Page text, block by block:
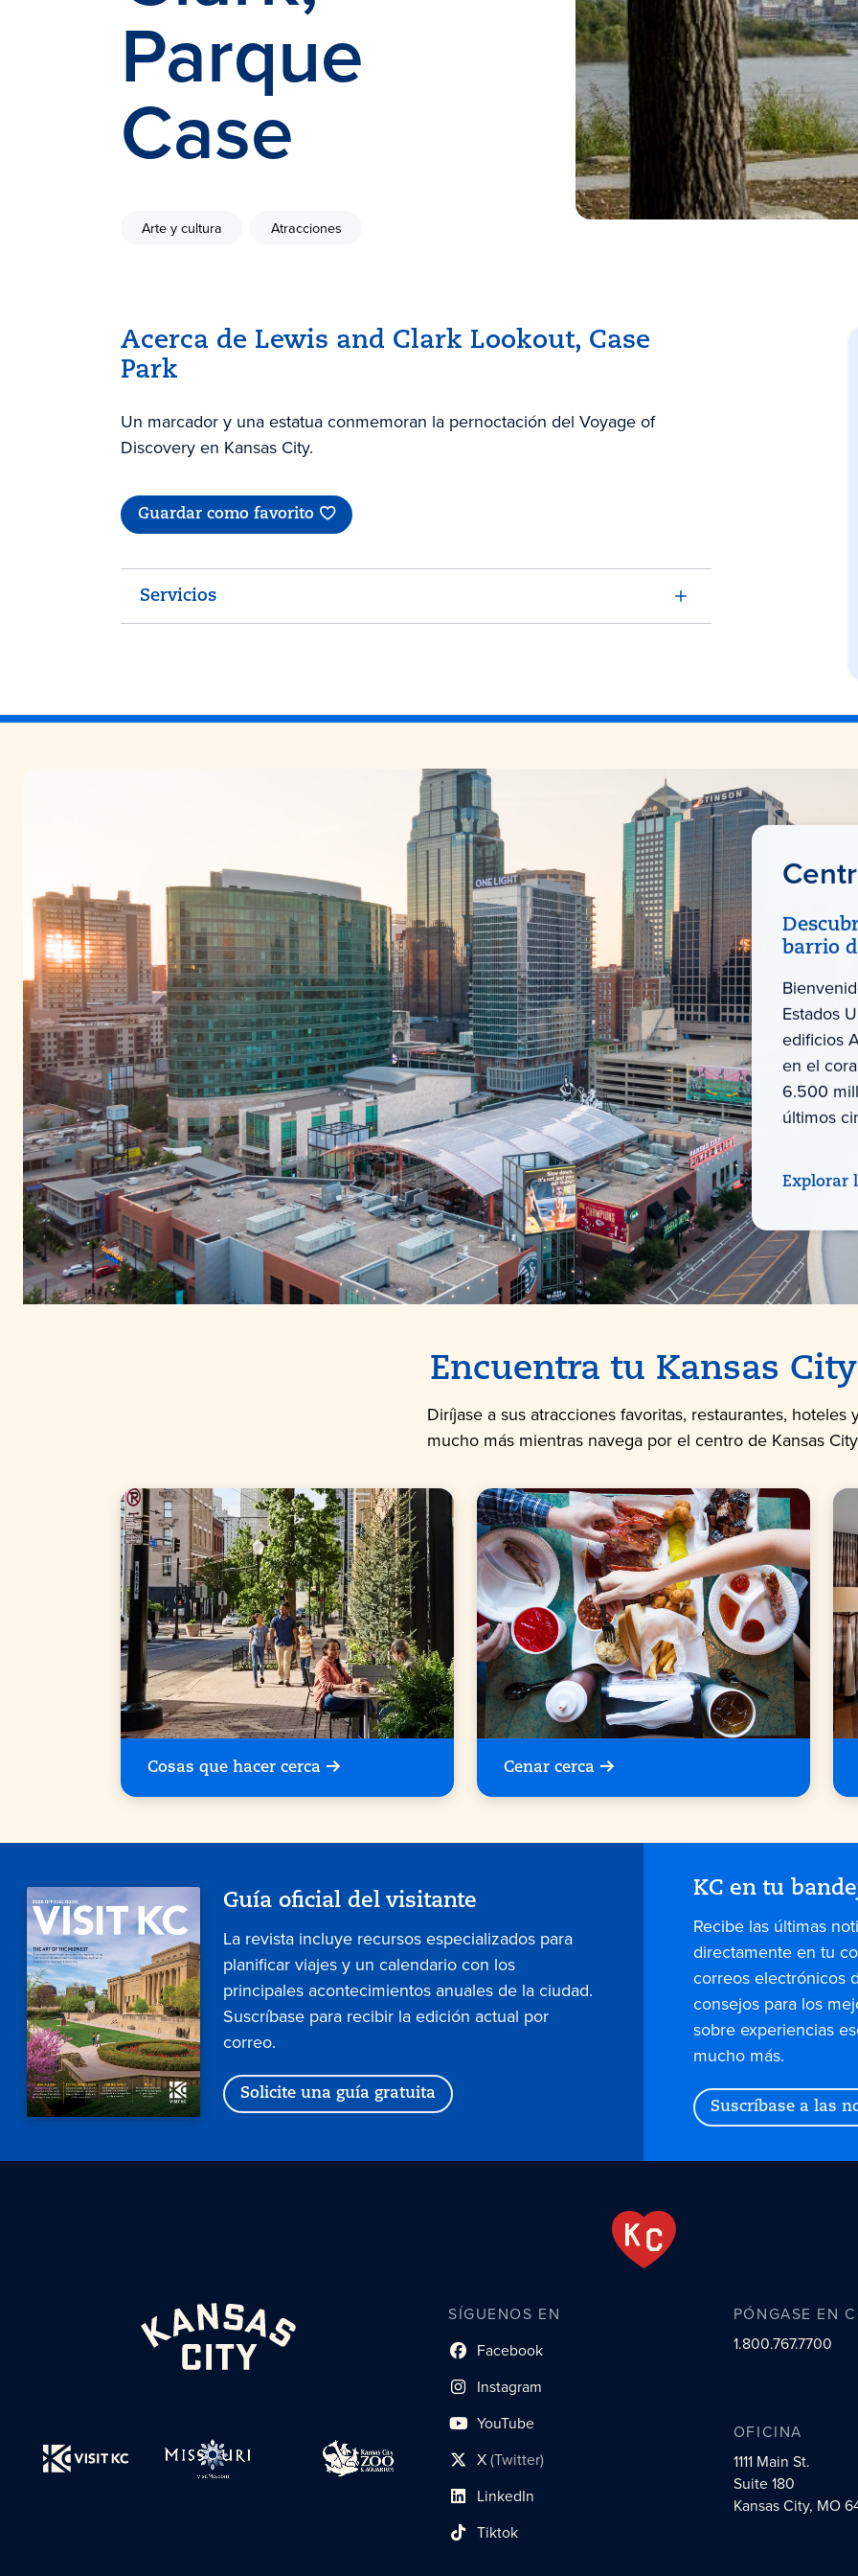
Parque
Case
Arte y cultura Atracciones
Acerca de Lewis and Clark Lookout, Case
Park
Un marcador y una estatua conmemoran la pernoctación del Voyage of
Discovery en Kansas City.
Guardar como favorito
Servicios
barrio
Estados
edificios
en el
6.500
últimos
Explorar
Encuentra tu Kansas City
Diríjase a sus atracciones favoritas, restaurantes, hoteles
mucho más mientras navega por el centro de Kansas
Cosas que hacer cerca Cenar cerca
Guía oficial del visitante
La revista incluye recursos especializados para
planificar viajes y un calendario con los
principales acontecimientos anuales de la ciudad.
Suscríbase para recibir la edición actual por
correo.
Solicite una guía gratuita
KC en tu
Recibe las últimas
directamente en tu
correos electrónicos
consejos para los
sobre experiencias
mucho más.
Suscríbase a las
SÍGUENOS EN
Facebook
enlace al perfil social
Instagram
enlace de perfil social
YouTube
enlace de perfil social
X(Twitter)
enlace al perfil social
LinkedIn
enlace al perfil social
Tiktok
enlace al perfil social
PÓNGASE EN
1.800.767.7700
OFICINA
1111 Main St.
Suite 180
Kansas City, MO